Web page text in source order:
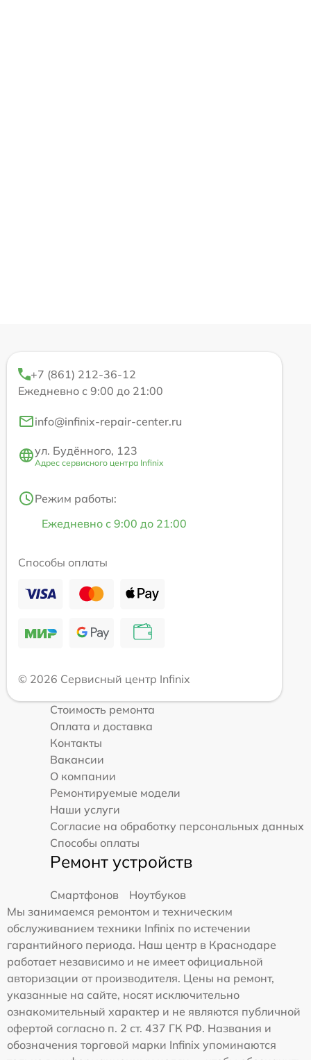
+7 (861) 212-36-12
Ежедневно с 9:00 до 21:00
info@infinix-repair-center.ru
ул. Будённого, 123
Адрес сервисного центра Infinix
Режим работы:
Ежедневно с 9:00 до 21:00
Способы оплаты
© 2026 Сервисный центр Infinix
Стоимость ремонта
Оплата и доставка
Контакты
Вакансии
О компании
Ремонтируемые модели
Наши услуги
Согласие на обработку персональных данных
Способы оплаты
Ремонт устройств
Смартфонов
Ноутбуков
Мы занимаемся ремонтом и техническим
обслуживанием техники Infinix по истечении
гарантийного периода. Наш центр в Краснодаре
работает независимо и не имеет официальной
авторизации от производителя. Цены на ремонт,
указанные на сайте, носят исключительно
ознакомительный характер и не являются публичной
офертой согласно п. 2 ст. 437 ГК РФ. Названия и
обозначения торговой марки Infinix упоминаются